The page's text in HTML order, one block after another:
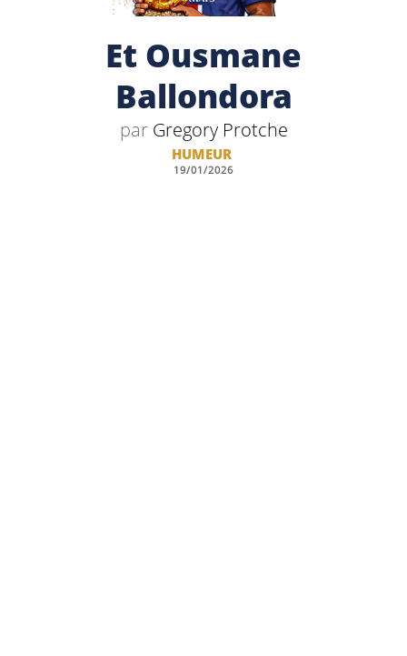
Et Ousmane
Ballondora
par Gregory Protche
HUMEUR
19/01/2026